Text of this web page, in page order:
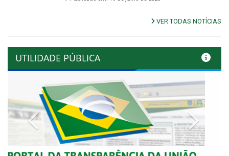
VER TODAS NOTÍCIAS
UTILIDADE PÚBLICA
Previous